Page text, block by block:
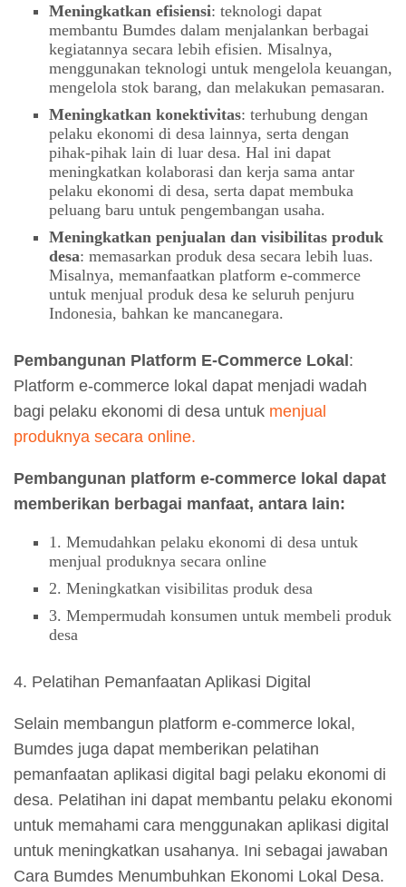
Meningkatkan efisiensi: teknologi dapat
membantu Bumdes dalam menjalankan berbagai
kegiatannya secara lebih efisien. Misalnya,
menggunakan teknologi untuk mengelola keuangan,
mengelola stok barang, dan melakukan pemasaran.
Meningkatkan konektivitas: terhubung dengan
pelaku ekonomi di desa lainnya, serta dengan
pihak-pihak lain di luar desa. Hal ini dapat
meningkatkan kolaborasi dan kerja sama antar
pelaku ekonomi di desa, serta dapat membuka
peluang baru untuk pengembangan usaha.
Meningkatkan penjualan dan visibilitas produk
desa: memasarkan produk desa secara lebih luas.
Misalnya, memanfaatkan platform e-commerce
untuk menjual produk desa ke seluruh penjuru
Indonesia, bahkan ke mancanegara.
Pembangunan Platform E-Commerce Lokal:
Platform e-commerce lokal dapat menjadi wadah
bagi pelaku ekonomi di desa untuk menjual
produknya secara online.
Pembangunan platform e-commerce lokal dapat
memberikan berbagai manfaat, antara lain:
1. Memudahkan pelaku ekonomi di desa untuk
menjual produknya secara online
2. Meningkatkan visibilitas produk desa
3. Mempermudah konsumen untuk membeli produk
desa
4. Pelatihan Pemanfaatan Aplikasi Digital
Selain membangun platform e-commerce lokal,
Bumdes juga dapat memberikan pelatihan
pemanfaatan aplikasi digital bagi pelaku ekonomi di
desa. Pelatihan ini dapat membantu pelaku ekonomi
untuk memahami cara menggunakan aplikasi digital
untuk meningkatkan usahanya. Ini sebagai jawaban
Cara Bumdes Menumbuhkan Ekonomi Lokal Desa.